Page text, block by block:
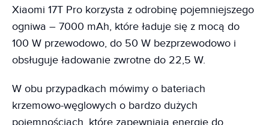
Xiaomi 17T Pro korzysta z odrobinę pojemniejszego
ogniwa – 7000 mAh, które ładuje się z mocą do
100 W przewodowo, do 50 W bezprzewodowo i
obsługuje ładowanie zwrotne do 22,5 W.
W obu przypadkach mówimy o bateriach
krzemowo-węglowych o bardzo dużych
pojemnościach, które zapewniają energię do